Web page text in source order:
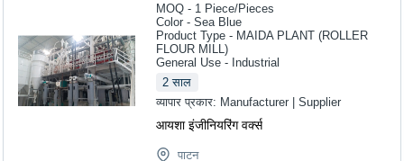
MOQ - 1 Piece/Pieces
Color - Sea Blue
Product Type - MAIDA PLANT (ROLLER
FLOUR MILL)
General Use - Industrial
2 साल
व्यापार प्रकार: Manufacturer | Supplier
आयशा इंजीनियरिंग वर्क्स
पाटन